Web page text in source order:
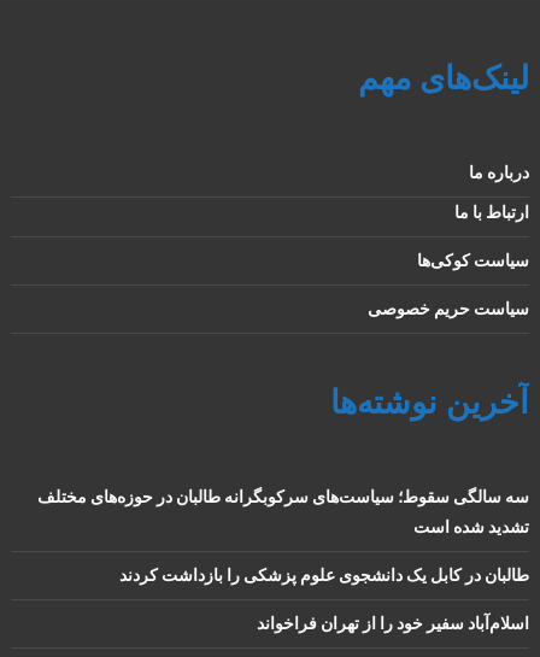
لینک‌های مهم
درباره ما
ارتباط با ما
سیاست کوکی‌ها
سیاست حریم خصوصی
آخرین نوشته‌ها
سه سالگی سقوط؛ سیاست‌های سرکوبگرانه طالبان در حوزه‌های مختلف
تشدید شده است
طالبان در کابل یک دانشجوی علوم پزشکی را بازداشت کردند
اسلام‌آباد سفیر خود را از تهران فراخواند